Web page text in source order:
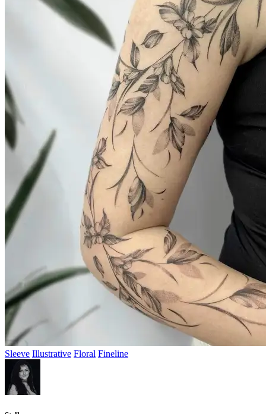
Sleeve Illustrative Floral Fineline